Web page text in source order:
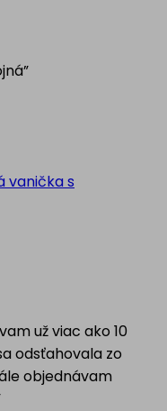
vanička s
už viac ako 10
odsťahovala zo
objednávam